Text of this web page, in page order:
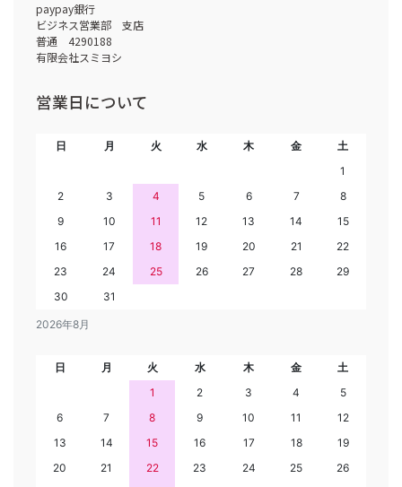
paypay銀行
ビジネス営業部 支店
普通 4290188
有限会社スミヨシ
営業日について
2026年8月
日 月 火 水 木 金
土
1
2
3 4 5 6 7
8
9
10 11 12 13 14
15
16
17 18 19 20 21
22
23
24 25 26 27 28
29
30
31
日 月 火 水 木 金
土
1
2 3 4
5
6
7 8 9 10 11
12
13
14 15 16 17 18
19
20
21 22 23 24 25
26